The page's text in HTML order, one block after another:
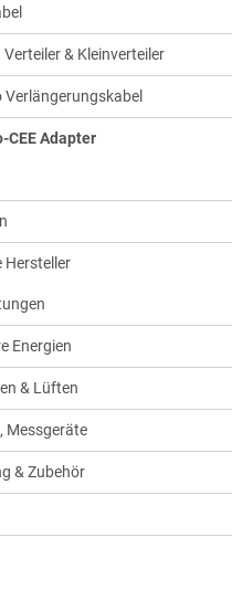
& Kleinverteiler
Verlängerungskabel
CEE Adapter
Hersteller
Energien
& Lüften
Messgeräte
& Zubehör